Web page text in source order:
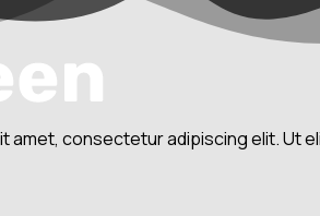
amet, consectetur adipiscing elit. Ut